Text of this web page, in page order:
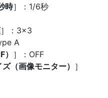
時］：1/6秒
］：3×3
A
］：OFF
（画像モニター） ］